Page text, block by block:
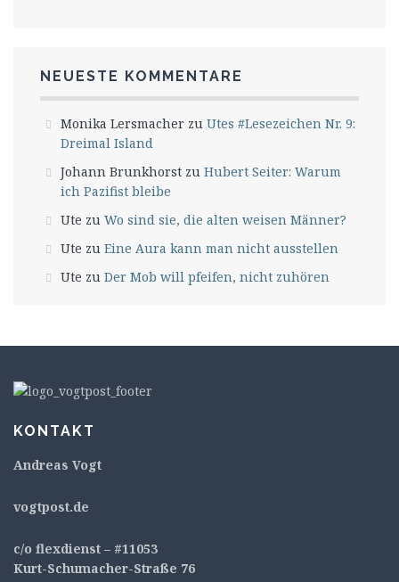
NEUESTE KOMMENTARE
Monika Lersmacher zu Utes #Lesezeichen Nr. 9:
Dreimal Island
Johann Brunkhorst zu Hubert Seiter: Warum
ich Pazifist bleibe
Ute zu Wo sind sie, die alten weisen Männer?
Ute zu Eine Aura kann man nicht ausstellen
Ute zu Der Mob will pfeifen, nicht zuhören
KONTAKT
Andreas Vogt
vogtpost.de
c/o flexdienst – #11053
Kurt-Schumacher-Straße 76